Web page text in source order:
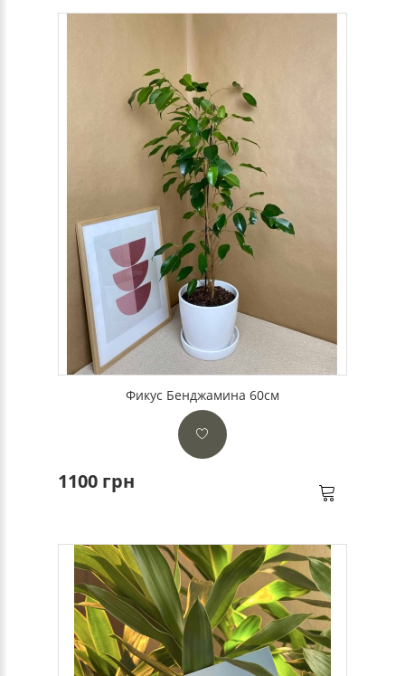
Фикус Бенджамина 60см
1100 грн